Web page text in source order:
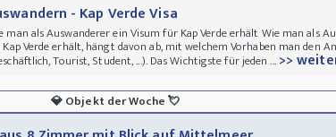
- Kap Verde Visa
man als Auswanderer ein Visum für Kap Verde erhält Wie man als
Verde erhält, hängt davon ab, mit welchem Vorhaben man den
Tourist, Student, ...). Das Wichtigste für jeden ...>>
💎Objekt der Woche💘